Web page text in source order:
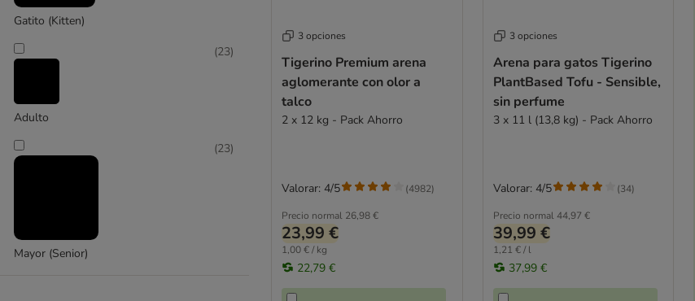
Purizon
Sepicat
Super Benek
Tigerino
World's Best Cat Litter
Gatito (Kitten)
Adulto
(23)
Mayor (Senior)
(23)
3 opciones
Tigerino Premium arena
aglomerante con olor a
talco
2 x 12 kg - Pack Ahorro
Precio normal 26,98 €
23,99 €
1,00 € / kg
22,79 €
Valorar: 4/5 (4982)
3 opciones
Arena para gatos Tigerino
PlantBased Tofu - Sensible,
sin perfume
3 x 11 l (13,8 kg) - Pack Ahorro
Precio normal 44,97 €
39,99 €
1,21 € / l
37,99 €
Valorar: 4/5 (34)